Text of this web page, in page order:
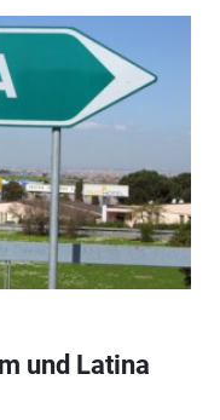
und Latina